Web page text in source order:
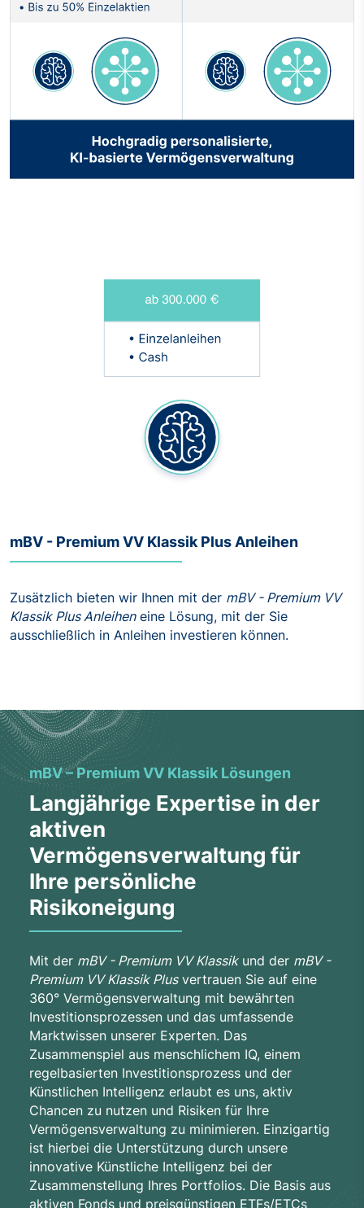
mBV - Premium VV Klassik Plus Anleihen
Zusätzlich bieten wir Ihnen mit der mBV - Premium VV
Klassik Plus Anleiheneine Lösung, mit der Sie
ausschließlich in Anleihen investieren können.
mBV – Premium VV Klassik Lösungen
Langjährige Expertise in der
aktiven
Vermögensverwaltung für
Ihre persönliche
Risikoneigung
Mit der mBV - Premium VV Klassikund der mBV -
Premium VV Klassik Plusvertrauen Sie auf eine
360° Vermögensverwaltung mit bewährten
Investitionsprozessen und das umfassende
Marktwissen unserer Experten. Das
Zusammenspiel aus menschlichem IQ, einem
regelbasierten Investitionsprozess und der
Künstlichen Intelligenz erlaubt es uns, aktiv
Chancen zu nutzen und Risiken für Ihre
Vermögensverwaltung zu minimieren. Einzigartig
ist hierbei die Unterstützung durch unsere
innovative Künstliche Intelligenz bei der
Zusammenstellung Ihres Portfolios. Die Basis aus
aktiven Fonds und preisgünstigen ETFs/ETCs